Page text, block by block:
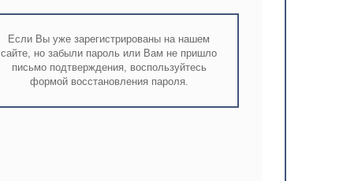
Если Вы уже зарегистрированы на нашем
сайте, но забыли пароль или Вам не пришло
письмо подтверждения, воспользуйтесь
формой восстановления пароля.